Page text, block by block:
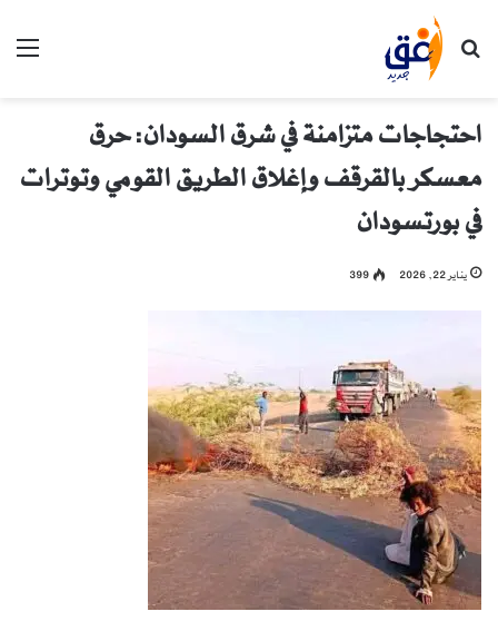
بحث عن
احتجاجات متزامنة في شرق السودان: حرق
معسكر بالقرقف وإغلاق الطريق القومي وتوترات
في بورتسودان
يناير 22, 2026 399